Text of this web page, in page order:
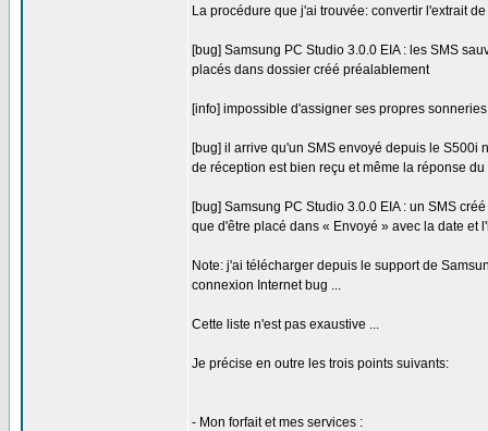
La procédure que j'ai trouvée: convertir l'extrait
[bug] Samsung PC Studio 3.0.0 EIA : les SMS
placés dans dossier créé préalablement
[info] impossible d'assigner ses propres
[bug] il arrive qu'un SMS envoyé depuis le
de réception est bien reçu et même la réponse
[bug] Samsung PC Studio 3.0.0 EIA : un SMS
que d'être placé dans « Envoyé » avec la date et
Note: j'ai télécharger depuis le support de
connexion Internet bug ...
Cette liste n'est pas exaustive ...
Je précise en outre les trois points suivants:
- Mon forfait et mes services :